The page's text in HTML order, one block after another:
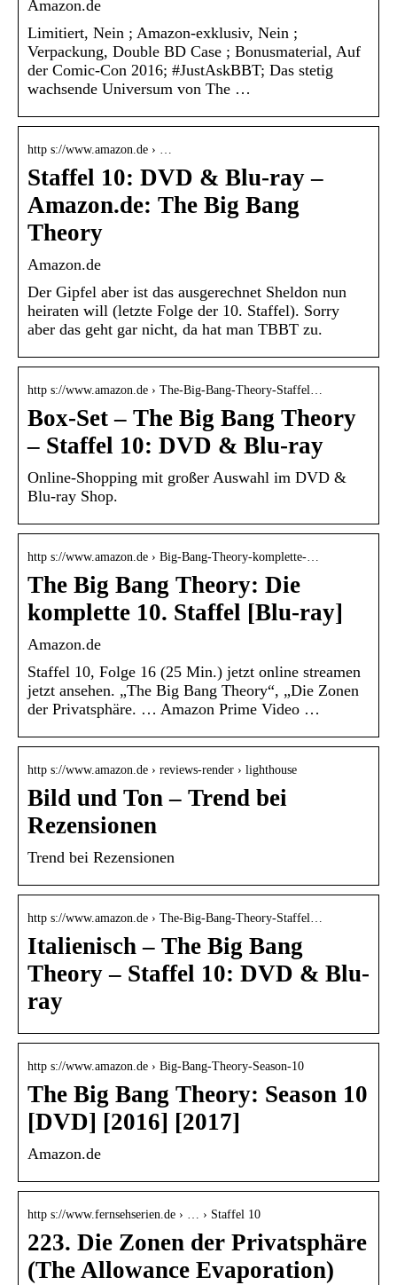
Amazon.de
Limitiert, Nein ; Amazon-exklusiv, Nein ;
Verpackung, Double BD Case ; Bonusmaterial, Auf
der Comic-Con 2016; #JustAskBBT; Das stetig
wachsende Universum von The …
http s://www.amazon.de › …
Staffel 10: DVD & Blu-ray –
Amazon.de: The Big Bang
Theory
Amazon.de
Der Gipfel aber ist das ausgerechnet Sheldon nun
heiraten will (letzte Folge der 10. Staffel). Sorry
aber das geht gar nicht, da hat man TBBT zu.
http s://www.amazon.de › The-Big-Bang-Theory-Staffel…
Box-Set – The Big Bang Theory
– Staffel 10: DVD & Blu-ray
Online-Shopping mit großer Auswahl im DVD &
Blu-ray Shop.
http s://www.amazon.de › Big-Bang-Theory-komplette-…
The Big Bang Theory: Die
komplette 10. Staffel [Blu-ray]
Amazon.de
Staffel 10, Folge 16 (25 Min.) jetzt online streamen
jetzt ansehen. „The Big Bang Theory“, „Die Zonen
der Privatsphäre. … Amazon Prime Video …
http s://www.amazon.de › reviews-render › lighthouse
Bild und Ton – Trend bei
Rezensionen
Trend bei Rezensionen
http s://www.amazon.de › The-Big-Bang-Theory-Staffel…
Italienisch – The Big Bang
Theory – Staffel 10: DVD & Blu-
ray
http s://www.amazon.de › Big-Bang-Theory-Season-10
The Big Bang Theory: Season 10
[DVD] [2016] [2017]
Amazon.de
http s://www.fernsehserien.de › … › Staffel 10
223. Die Zonen der Privatsphäre
(The Allowance Evaporation)